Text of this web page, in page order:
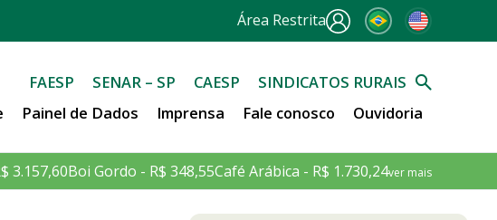
Área Restrita
FAESP SENAR – SP CAESP
SINDICATOS RURAIS
Painel de Dados Imprensa Fale conosco Ouvidoria
3.157,60Boi Gordo - R$ 348,55Café Arábica - R$ 1.730,24ver mais